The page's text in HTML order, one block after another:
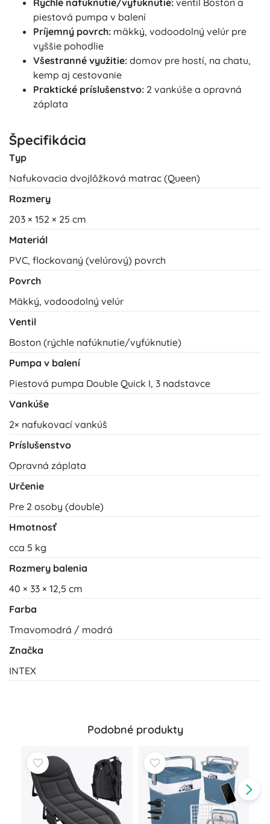
Rýchle nafúknutie/vyfúknutie: ventil Boston a
piestová pumpa v balení
Príjemný povrch: mäkký, vodoodolný velúr pre
vyššie pohodlie
Všestranné využitie: domov pre hostí, na chatu,
kemp aj cestovanie
Praktické príslušenstvo: 2 vankúše a opravná
záplata
Špecifikácia
Typ
Nafukovacia dvojlôžková matrac (Queen)
Rozmery
203 × 152 × 25 cm
Materiál
PVC, flockovaný (velúrový) povrch
Povrch
Mäkký, vodoodolný velúr
Ventil
Boston (rýchle nafúknutie/vyfúknutie)
Pumpa v balení
Piestová pumpa Double Quick I, 3 nadstavce
Vankúše
2× nafukovací vankúš
Príslušenstvo
Opravná záplata
Určenie
Pre 2 osoby (double)
Hmotnosť
cca 5 kg
Rozmery balenia
40 × 33 × 12,5 cm
Farba
Tmavomodrá / modrá
Značka
INTEX
Podobné produkty